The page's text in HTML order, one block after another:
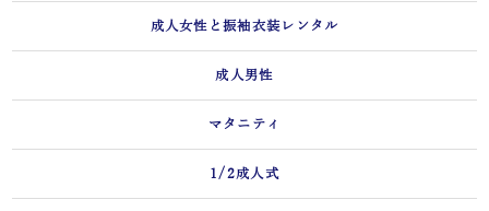
成人女性と振袖衣装レンタル
成人男性
マタニティ
1/2成人式